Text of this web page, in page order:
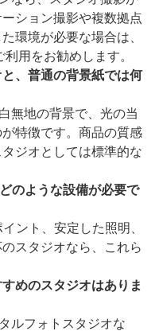
ション撮影や複数拠点
環境が必要な場合は、
用をお勧めします。
、普通の背景紙では何
無地の背景で、光の当
特徴です。商品の質感
ジオとしては標準的な
のような設備が必要で
ント、安定した照明、
スタジオなら、これら
めのスタジオはありま
ルフォトスタジオな